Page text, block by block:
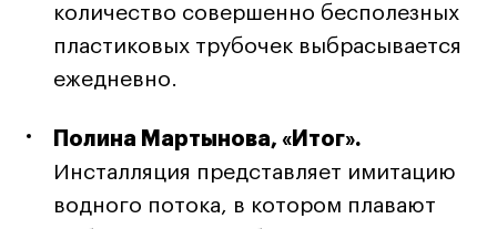
Проекты студентов
«Живые» проекты
Участие в выставках
Britanka New Creatives
количество совершенно бесполезных
пластиковых трубочек выбрасывается
ежедневно.
Полина Мартынова, «Итог».
Инсталляция представляет имитацию
водного потока, в котором плавают